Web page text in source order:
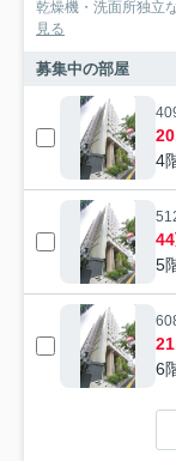
乾燥機・洗面所独立
見る
募集中の部屋
4
5
6